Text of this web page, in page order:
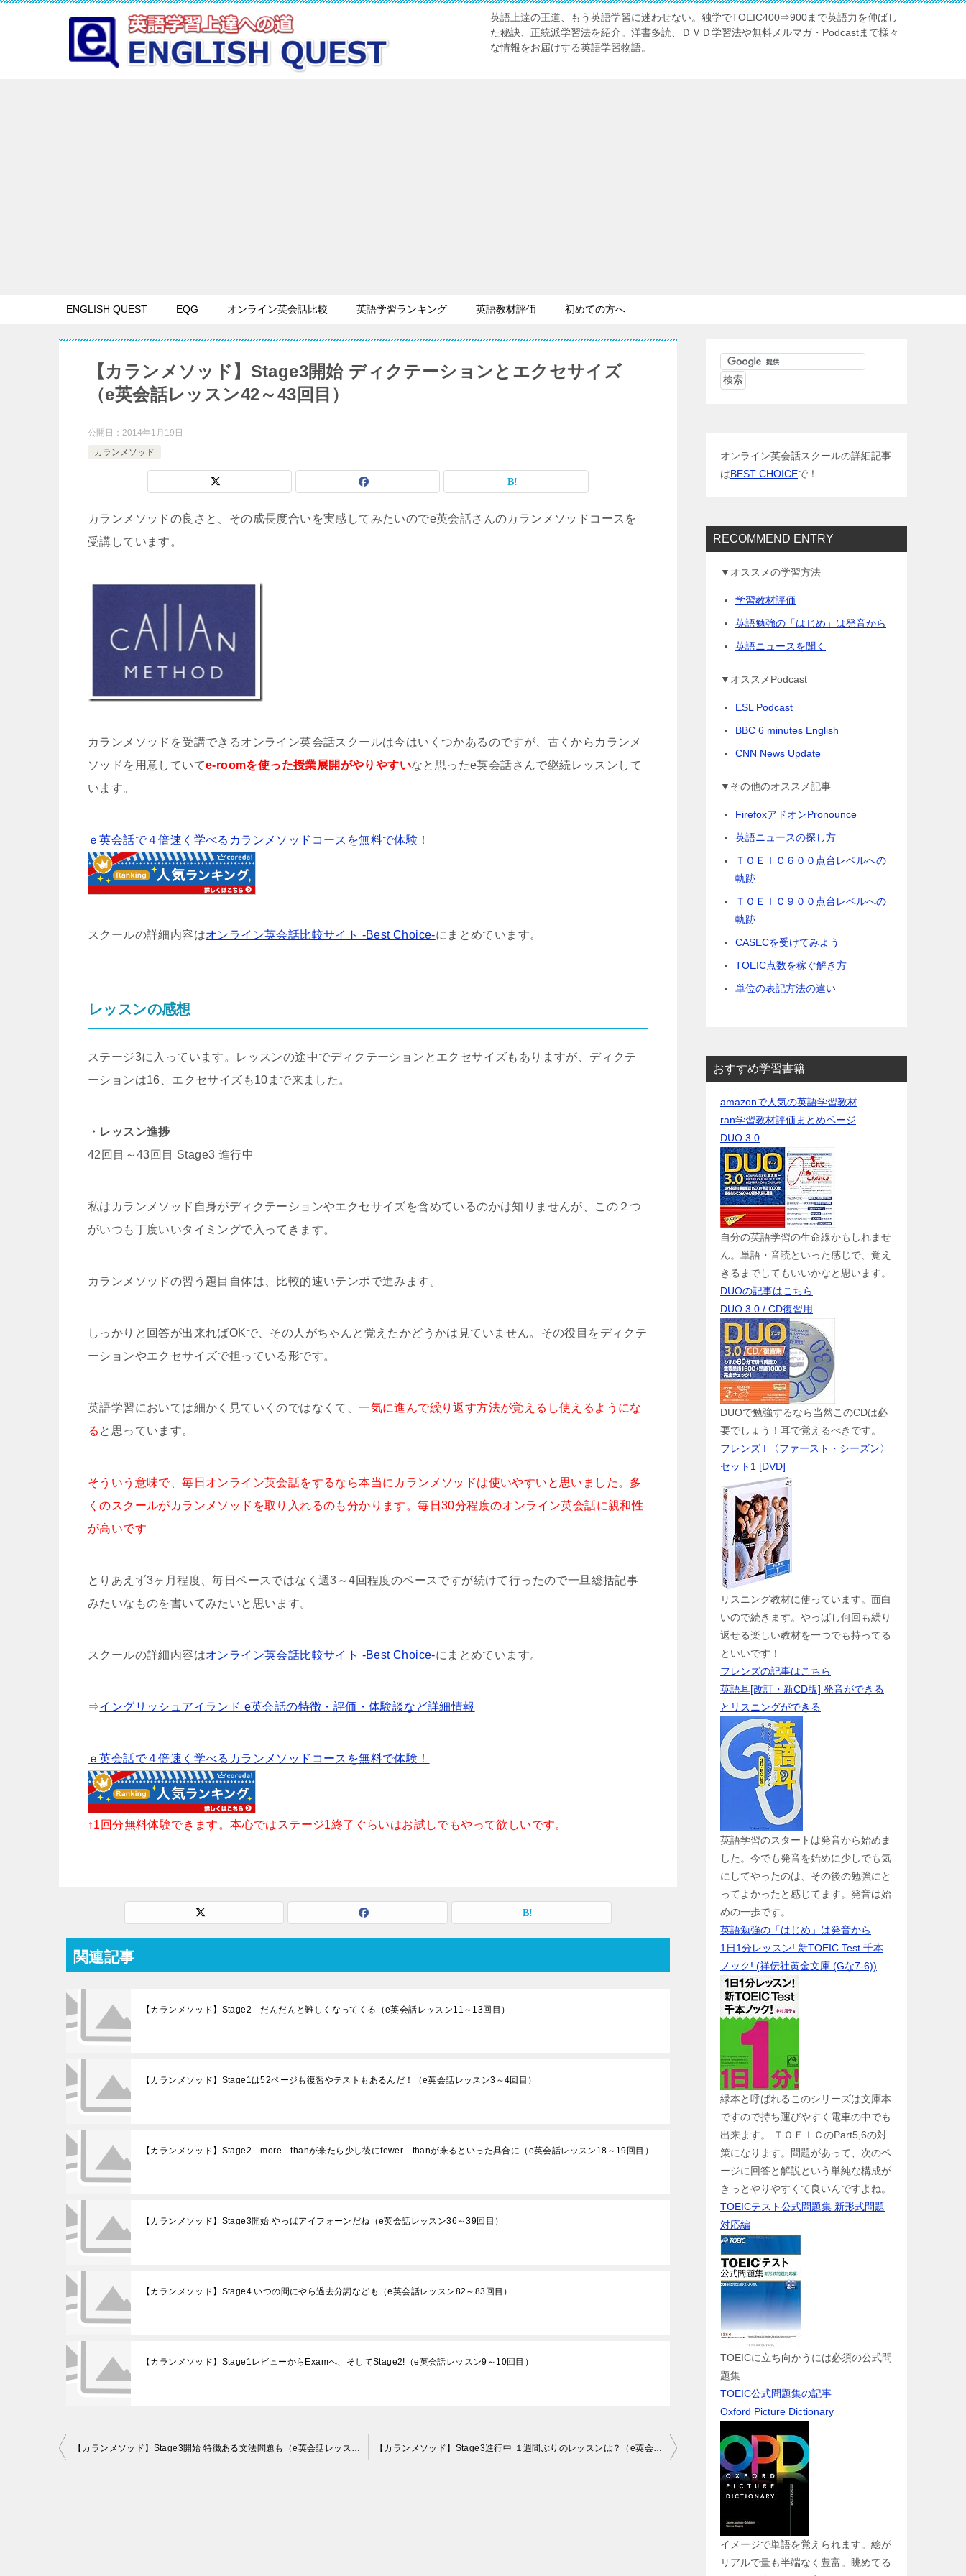
英語上達の王道、もう英語学習に迷わせない。独学でTOEIC400⇒900まで英語力を伸ばし
た秘訣、正統派学習法を紹介。洋書多読、ＤＶＤ学習法や無料メルマガ・Podcastまで様々
な情報をお届けする英語学習物語。
ENGLISH QUEST EQG オンライン英会話比較 英語学習ランキング 英語教材評価 初めての方へ
【カランメソッド】Stage3開始 ディクテーションとエクセサイズ
（e英会話レッスン42～43回目）
公開日： 2014年1月19日
カランメソッド
カランメソッドの良さと、その成長度合いを実感してみたいのでe英会話さんのカランメソッドコースを
受講しています。
カランメソッドを受講できるオンライン英会話スクールは今はいくつかあるのですが、古くからカランメ
ソッドを用意していてe-roomを使った授業展開がやりやすいなと思ったe英会話さんで継続レッスンして
います。
ｅ英会話で４倍速く学べるカランメソッドコースを無料で体験！
スクールの詳細内容はオンライン英会話比較サイト -Best Choice-にまとめています。
レッスンの感想
ステージ3に入っています。レッスンの途中でディクテーションとエクセサイズもありますが、ディクテ
ーションは16、エクセサイズも10まで来ました。
・レッスン進捗
42回目～43回目 Stage3 進行中
私はカランメソッド自身がディクテーションやエクセサイズを含めているのかは知りませんが、この２つ
がいつも丁度いいタイミングで入ってきます。
カランメソッドの習う題目自体は、比較的速いテンポで進みます。
しっかりと回答が出来ればOKで、その人がちゃんと覚えたかどうかは見ていません。その役目をディクテ
ーションやエクセサイズで担っている形です。
英語学習においては細かく見ていくのではなくて、一気に進んで繰り返す方法が覚えるし使えるようにな
る と思っています。
そういう意味で、毎日オンライン英会話をするなら本当にカランメソッドは使いやすいと思いました。多
くのスクールがカランメソッドを取り入れるのも分かります。毎日30分程度のオンライン英会話に親和性
が高いです
とりあえず3ヶ月程度、毎日ペースではなく週3～4回程度のペースですが続けて行ったので一旦総括記事
みたいなものを書いてみたいと思います。
スクールの詳細内容はオンライン英会話比較サイト -Best Choice-にまとめています。
⇒イングリッシュアイランド e英会話の特徴・評価・体験談など詳細情報
ｅ英会話で４倍速く学べるカランメソッドコースを無料で体験！
↑1回分無料体験できます。本心ではステージ1終了ぐらいはお試しでもやって欲しいです。
関連記事
【カランメソッド】Stage2 だんだんと難しくなってくる（e英会話レッスン11～13回目）
【カランメソッド】Stage1は52ページも復習やテストもあるんだ！（e英会話レッスン3～4回目）
【カランメソッド】Stage2 more…thanが来たら少し後にfewer…thanが来るといった具合に（e英会話レッスン18～19回目）
【カランメソッド】Stage3開始 やっぱアイフォーンだね（e英会話レッスン36～39回目）
【カランメソッド】Stage4 いつの間にやら過去分詞なども（e英会話レッスン82～83回目）
【カランメソッド】Stage1レビューからExamへ、そしてStage2!（e英会話レッスン9～10回目）
投
【カランメソッド】Stage3開始 特徴ある文法問題も（e英会話レッスン40～41回目） 【カランメソッド】Stage3進行中 １週間ぶりのレッスンは？（e英会話レッスン44～46回目）
オンライン英会話スクールの詳細記事
はBEST CHOICEで！
RECOMMEND ENTRY
▼オススメの学習方法
学習教材評価
英語勉強の「はじめ」は発音から
英語ニュースを聞く
▼オススメPodcast
ESL Podcast
BBC 6 minutes English
CNN News Update
▼その他のオススメ記事
FirefoxアドオンPronounce
英語ニュースの探し方
ＴＯＥＩＣ６００点台レベルへの
軌跡
ＴＯＥＩＣ９００点台レベルへの
軌跡
CASECを受けてみよう
TOEIC点数を稼ぐ解き方
単位の表記方法の違い
おすすめ学習書籍
amazonで人気の英語学習教材
ran学習教材評価まとめページ
DUO 3.0
自分の英語学習の生命線かもしれませ
ん。単語・音読といった感じで、覚え
きるまでしてもいいかなと思います。
DUOの記事はこちら
DUO 3.0 / CD復習用
DUOで勉強するなら当然このCDは必
要でしょう！耳で覚えるべきです。
フレンズ I 〈ファースト・シーズン〉
セット1 [DVD]
リスニング教材に使っています。面白
いので続きます。やっぱし何回も繰り
返せる楽しい教材を一つでも持ってる
といいです！
フレンズの記事はこちら
英語耳[改訂・新CD版] 発音ができる
とリスニングができる
英語学習のスタートは発音から始めま
した。今でも発音を始めに少しでも気
にしてやったのは、その後の勉強にと
ってよかったと感じてます。発音は始
めの一歩です。
英語勉強の「はじめ」は発音から
1日1分レッスン! 新TOEIC Test 千本
ノック! (祥伝社黄金文庫 (Gな7-6))
緑本と呼ばれるこのシリーズは文庫本
ですので持ち運びやすく電車の中でも
出来ます。 ＴＯＥＩＣのPart5,6の対
策になります。問題があって、次のペ
ージに回答と解説という単純な構成が
きっとやりやすくて良いんですよね。
TOEICテスト公式問題集 新形式問題
対応編
TOEICに立ち向かうには必須の公式問
題集
TOEIC公式問題集の記事
Oxford Picture Dictionary
イメージで単語を覚えられます。絵が
リアルで量も半端なく豊富。眺めてる